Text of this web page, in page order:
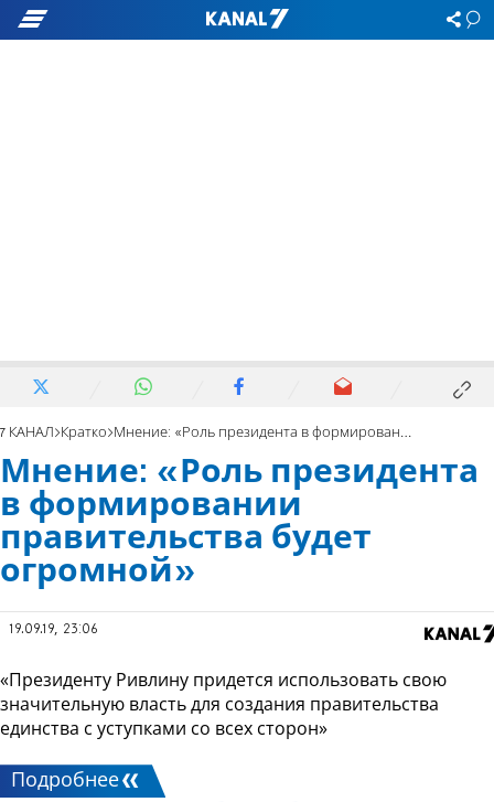
7 КАНАЛ Кратко Мнение: «Роль президента в формировании правительства будет огромной»
Мнение: «Роль президента
в формировании
правительства будет
огромной»
19.09.19, 23:06
«Президенту Ривлину придется использовать свою
значительную власть для создания правительства
единства с уступками со всех сторон»
Подробнее